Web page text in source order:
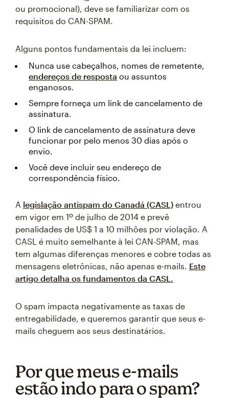
ou promocional), deve se familiarizar com os
requisitos do CAN-SPAM.
Alguns pontos fundamentais da lei incluem:
Nunca use cabeçalhos, nomes de remetente,
endereços de resposta ou assuntos
enganosos.
Sempre forneça um link de cancelamento de
assinatura.
O link de cancelamento de assinatura deve
funcionar por pelo menos 30 dias após o
envio.
Você deve incluir seu endereço de
correspondência físico.
A legislação antispam do Canadá (CASL) entrou
em vigor em 1º de julho de 2014 e prevê
penalidades de US$ 1 a 10 milhões por violação. A
CASL é muito semelhante à lei CAN-SPAM, mas
tem algumas diferenças menores e cobre todas as
mensagens eletrônicas, não apenas e-mails. Este
artigo detalha os fundamentos da CASL.
O spam impacta negativamente as taxas de
entregabilidade, e queremos garantir que seus e-
mails cheguem aos seus destinatários.
Por que meus e-mails
estão indo para o spam?